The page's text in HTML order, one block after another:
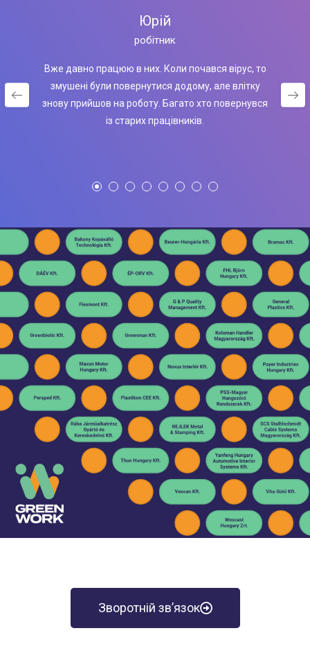
Юрій
робітник
Вже давно працюю в них. Коли почався вірус, то
змушені були повернутися додому, але влітку
знову прийшов на роботу. Багато хто повернувся
із старих працівників.
Зворотній зв’язок